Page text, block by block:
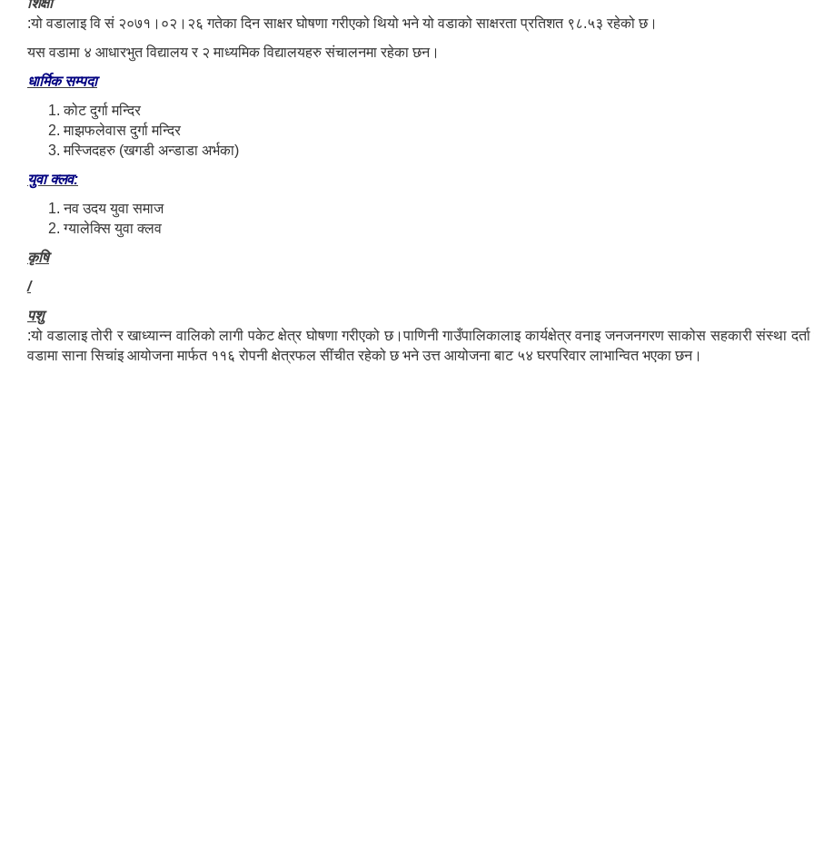
शिक्षा
:यो वडालाइ वि सं २०७१।०२।२६ गतेका दिन साक्षर घोषणा गरीएको थियो भने यो वडाको साक्षरता प्रतिशत ९८.५३ रहेको छ।
यस वडामा ४ आधारभुत विद्यालय र २ माध्यमिक विद्यालयहरु संचालनमा रहेका छन।
धार्मिक सम्पदा
कोट दुर्गा मन्दिर
माझफलेवास दुर्गा मन्दिर
मस्जिदहरु (खगडी अन्डाडा अर्भका)
युवा क्लव:
नव उदय युवा समाज
ग्यालेक्सि युवा क्लव
कृषि
/
पशु
:यो वडालाइ तोरी र खाध्यान्न वालिको लागी पकेट क्षेत्र घोषणा गरीएको छ।पाणिनी गाउँपालिकालाइ कार्यक्षेत्र वनाइ जनजनगरण साकोस सहकारी संस्था
वडामा साना सिचांइ आयोजना मार्फत ११६ रोपनी क्षेत्रफल सींचीत रहेको छ भने उत्त आयोजना बाट ५४ घरपरिवार लाभान्वित भएका छन।